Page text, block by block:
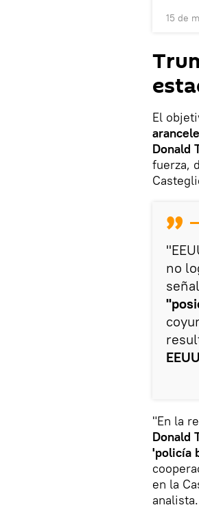
15 de
El
Donald
fuerza,
no
"En la
Donald
'policía
en la
analista.